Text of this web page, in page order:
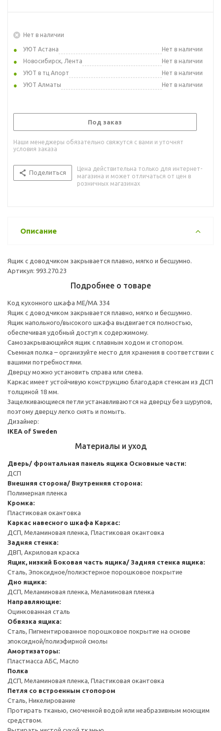
Нет в наличии
УЮТ Астана
Нет в наличии
Новосибирск, Лента
Нет в наличии
УЮТ в тц Апорт
Нет в наличии
УЮТ Алматы
Нет в наличии
Под заказ
Наши менеджеры обязательно свяжутся с вами и уточнят
условия заказа
Поделиться
Цена действительна только для интернет-
магазина и может отличаться от цен в
розничных магазинах
Описание
Ящик с доводчиком закрывается плавно, мягко и бесшумно.
Артикул: 993.270.23
Подробнее о товаре
Код кухонного шкафа ME/MA 334
Ящик с доводчиком закрывается плавно, мягко и бесшумно.
Ящик напольного/высокого шкафа выдвигается полностью,
обеспечивая удобный доступ к содержимому.
Cамозакрывающийся ящик с плавным ходом и стопором.
Съемная полка – организуйте место для хранения в соответствии с
вашими потребностями.
Дверцу можно установить справа или слева.
Каркас имеет устойчивую конструкцию благодаря стенкам из ДСП
толщиной 18 мм.
Защелкивающиеся петли устанавливаются на дверцу без шурупов,
поэтому дверцу легко снять и помыть.
Дизайнер:
IKEA of Sweden
Материалы и уход
Дверь/ фронтальная панель ящика Основные части:
ДСП
Внешняя сторона/ Внутренняя сторона:
Полимерная пленка
Кромка:
Пластиковая окантовка
Каркас навесного шкафа Каркас:
ДСП, Меламиновая пленка, Пластиковая окантовка
Задняя стенка:
ДВП, Акриловая краска
Ящик, низкий Боковая часть ящика/ Задняя стенка ящика:
Сталь, Эпоксидное/полиэстерное порошковое покрытие
Дно ящика:
ДСП, Меламиновая пленка, Меламиновая пленка
Направляющие:
Оцинкованная сталь
Обвязка ящика:
Сталь, Пигментированное порошковое покрытие на основе
эпоксидной/полиэфирной смолы
Амортизаторы:
Пластмасса АБС, Масло
Полка
ДСП, Меламиновая пленка, Пластиковая окантовка
Петля со встроенным стопором
Сталь, Никелирование
Протирать тканью, смоченной водой или неабразивным моющим
средством.